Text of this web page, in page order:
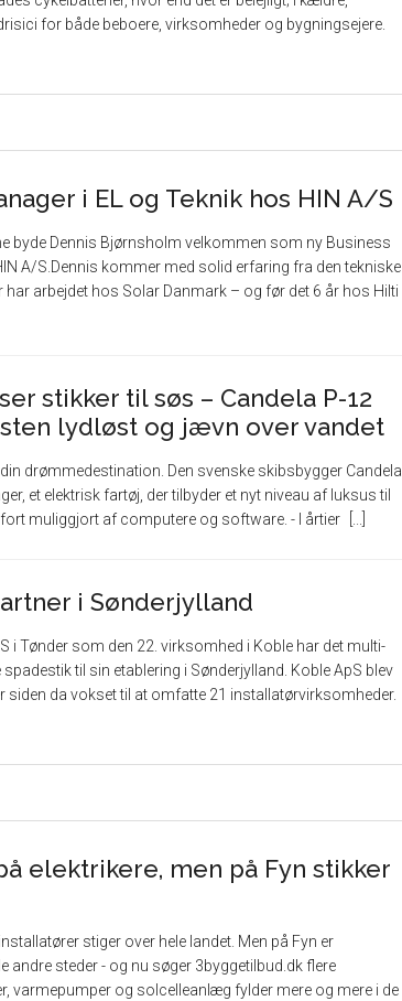
for både beboere, virksomheder og bygningsejere.
i EL og Teknik hos HIN A/S
byde Dennis Bjørnsholm velkommen som ny Business
A/S.Dennis kommer med solid erfaring fra den tekniske
har arbejdet hos Solar Danmark – og før det 6 år hos Hilti
stikker til søs – Candela P-12
lydløst og jævn over vandet
drømmedestination. Den svenske skibsbygger Candela
et elektrisk fartøj, der tilbyder et nyt niveau af luksus til
muliggjort af computere og software. - I årtier
i Sønderjylland
i Tønder som den 22. virksomhed i Koble har det multi-
til sin etablering i Sønderjylland. Koble ApS blev
siden da vokset til at omfatte 21 installatørvirksomheder.
elektrikere, men på Fyn stikker
stiger over hele landet. Men på Fyn er
andre steder - og nu søger 3byggetilbud.dk flere
varmepumper og solcelleanlæg fylder mere og mere i de